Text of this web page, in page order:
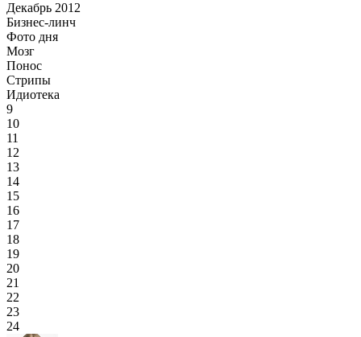
Декабрь 2012
Бизнес-линч
Фото дня
Мозг
Понос
Стрипы
Идиотека
9
10
11
12
13
14
15
16
17
18
19
20
21
22
23
24